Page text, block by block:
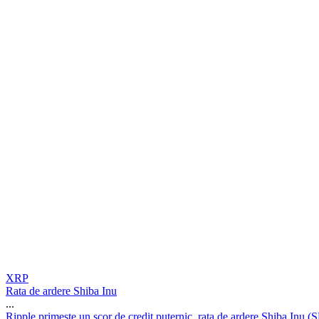
XRP
Rata de ardere Shiba Inu
...
Ripple primește un scor de credit puternic rata de ardere Shiba Inu (S